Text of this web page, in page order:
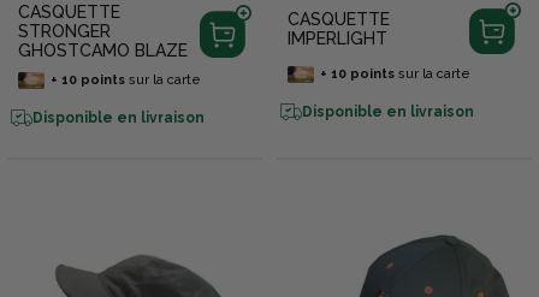
CASQUETTE
STRONGER
GHOSTCAMO BLAZE
+ 10pointssur la carte
Disponible en livraison
CASQUETTE
IMPERLIGHT
+ 10pointssur la carte
Disponible en livraison